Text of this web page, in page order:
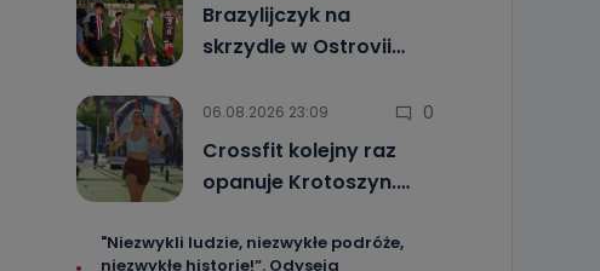
Brazylijczyk na
skrzydle w Ostrovii…
06.08.2026 23:09 0
Crossfit kolejny raz
opanuje Krotoszyn.…
"Niezwykli ludzie, niezwykłe podróże,
niezwykłe historie!”. Odyseja